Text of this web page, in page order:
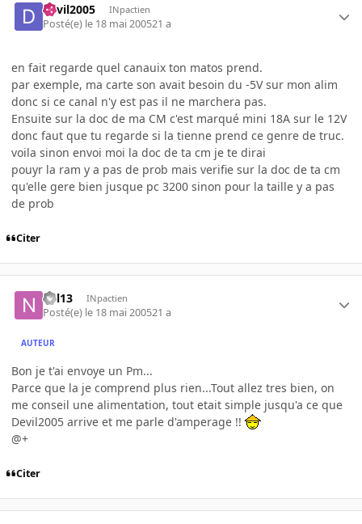
devil2005 INpactien
Posté(e) le 18 mai 200521 a
en fait regarde quel canauix ton matos prend.
par exemple, ma carte son avait besoin du -5V sur mon alim
donc si ce canal n'y est pas il ne marchera pas.
Ensuite sur la doc de ma CM c'est marqué mini 18A sur le 12V
donc faut que tu regarde si la tienne prend ce genre de truc.
voila sinon envoi moi la doc de ta cm je te dirai
pouyr la ram y a pas de prob mais verifie sur la doc de ta cm
qu'elle gere bien jusque pc 3200 sinon pour la taille y a pas
de prob
Citer
nyl13 INpactien
Posté(e) le 18 mai 200521 a
AUTEUR
Bon je t'ai envoye un Pm...
Parce que la je comprend plus rien...Tout allez tres bien, on
me conseil une alimentation, tout etait simple jusqu'a ce que
Devil2005 arrive et me parle d'amperage !!
@+
Citer